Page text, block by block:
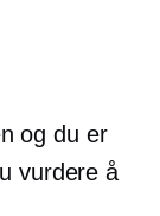
og du er
vurdere å